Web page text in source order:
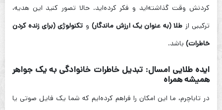
کردنش وقت گذاشته‌اید و فکر کرده‌اید. حالا تصور کنید این هدیه،
ترکیبی از طلا (به عنوان یک ارزش ماندگار)و تکنولوژی (برای زنده کردن
خاطرات) باشد.
ایده طلایی امسال: تبدیل خاطرات خانوادگی به یک جواهر
همیشه همراه
در تاباچرم، ما این امکان را فراهم کرده‌ایم که شما یک فایل صوتی یا